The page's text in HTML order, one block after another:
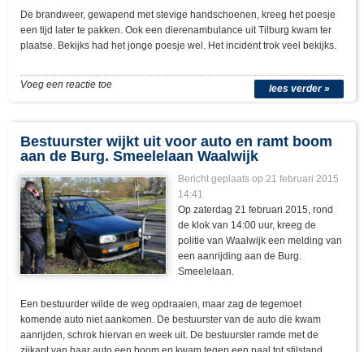
De brandweer, gewapend met stevige handschoenen, kreeg het poesje
een tijd later te pakken. Ook een dierenambulance uit Tilburg kwam ter
plaatse. Bekijks had het jonge poesje wel. Het incident trok veel bekijks.
lees verder »
Voeg een reactie toe
Bestuurster wijkt uit voor auto en ramt boom
aan de Burg. Smeelelaan Waalwijk
Bericht geplaats op 21 februari 2015
14:41
Op zaterdag 21 februari 2015, rond
de klok van 14:00 uur, kreeg de
politie van Waalwijk een melding van
een aanrijding aan de Burg.
Smeelelaan.
Een bestuurder wilde de weg opdraaien, maar zag de tegemoet
komende auto niet aankomen. De bestuurster van de auto die kwam
aanrijden, schrok hiervan en week uit. De bestuurster ramde met de